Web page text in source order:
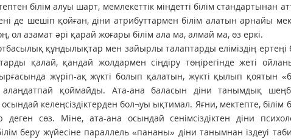
білім алуы шарт, мемлекеттік міндетті білім стандартынан
де шешіп қойған, діни атрибуттармен білім алатын арнайы
ол азамат әрі қарай жоғары білім ала ма, алмай ма, өз еркі.
құндылықтар мен зайырлы талаптарды еліміздің ертеңі
қалай, қандай жолдармен сіңдіру төңірегінде жеті
жүріп-ақ жүкті болып қалатын, жүкті қылып қоятын
қоймайды. Ата-ана баласын діни танымдық
осындай келеңсіздіктерден бол¬уы ықтимал. Яғни, мектепте, білім
сөз. Міне, ата-ана осындай сенімсіздіктен діни
беру жүйесіне параллель «пананы» діни танымнан іздеуі